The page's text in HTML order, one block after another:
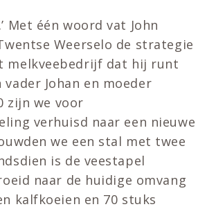
Met één woord vat John
Weerselo de strategie
melkveebedrijf dat hij runt
Johan en moeder
zijn we voor
verhuisd naar een nieuwe
we een stal met twee
is de veestapel
naar de huidige omvang
kalfkoeien en 70 stuks